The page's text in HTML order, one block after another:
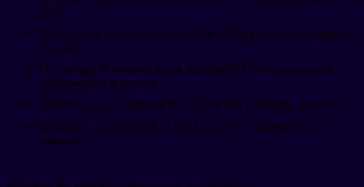
año)
We're going to renovate our kitchen (Vamos a renovar nuestra
cocina)
He's going to propose to his girlfriend (Él va a proponerle
matrimonio a su novia)
They're going to adopt a dog (Ellos van a adoptar un perro)
I'm going to start going to the gym (Voy a empezar a ir al
gimnasio)